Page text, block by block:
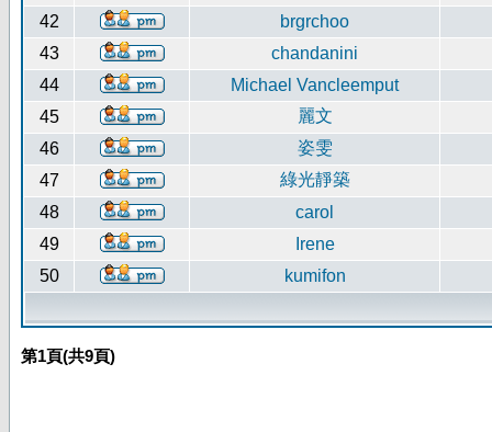
42
brgrchoo
43
chandanini
44
Michael Vancleemput
45
麗文
46
姿雯
47
綠光靜築
48
carol
49
Irene
50
kumifon
第1頁(共9頁)